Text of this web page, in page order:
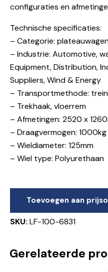
configuraties en
Technische specificaties:
– Categorie:
– Industrie: Automotive,
Equipment, Distribution,
Suppliers, Wind & Energy
– Transportmethode:
– Trekhaak, vloerrem
– Afmetingen: 2520 x
– Draagvermogen: 1000kg
– Wieldiameter: 125mm
– Wiel type: Polyurethaan
Toevoegen aan
SKU: LF-100-6831
Gerelateerde